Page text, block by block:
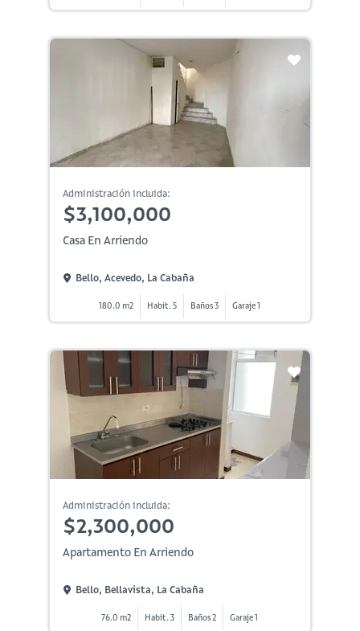
Administración incluida:
$3,100,000
Casa En Arriendo
Bello, Acevedo, La Cabaña
180.0 m2 Habit. 5 Baños 3 Garaje 1
Administración incluida:
$2,300,000
Apartamento En Arriendo
Bello, Bellavista, La Cabaña
76.0 m2 Habit. 3 Baños 2 Garaje 1